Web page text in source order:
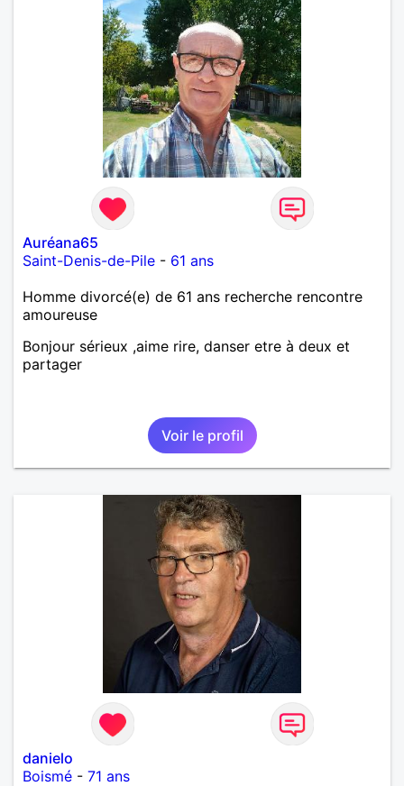
Auréana65
Saint-Denis-de-Pile - 61 ans
Homme divorcé(e) de 61 ans recherche rencontre
amoureuse
Bonjour sérieux ,aime rire, danser etre à deux et
partager
Voir le profil
danielo
Boismé - 71 ans